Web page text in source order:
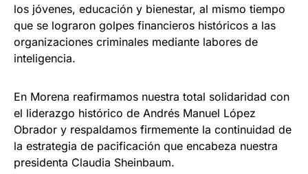
los jóvenes, educación y bienestar, al mismo tiempo
que se lograron golpes financieros históricos a las
organizaciones criminales mediante labores de
inteligencia.
En Morena reafirmamos nuestra total solidaridad con
el liderazgo histórico de Andrés Manuel López
Obrador y respaldamos firmemente la continuidad de
la estrategia de pacificación que encabeza nuestra
presidenta Claudia Sheinbaum.